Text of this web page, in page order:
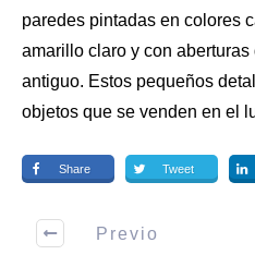
paredes pintadas en colores
amarillo claro y con
antiguo. Estos pequeños
objetos que se venden en el
Share Tweet
Previo